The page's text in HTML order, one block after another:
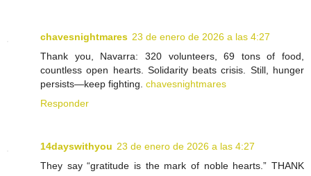
chavesnightmares 23 de enero de 2026 a las 4:27
Thank you, Navarra: 320 volunteers, 69 tons of food,
countless open hearts. Solidarity beats crisis. Still, hunger
persists—keep fighting. chavesnightmares
Responder
14dayswithyou 23 de enero de 2026 a las 4:27
They say “gratitude is the mark of noble hearts.” THANK